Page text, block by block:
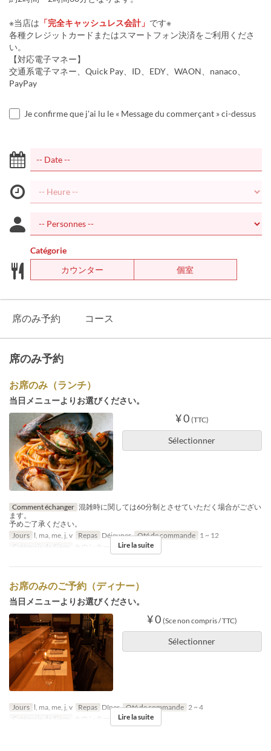
※当店は 「完全キャッシュレス会計」 です※
各種クレジットカードまたはスマートフォン決済をご利用くださ
い。
【対応電子マネー】
交通系電子マネー、Quick Pay、ID、EDY、WAON、nanaco、
PayPay
Je confirme que j'ai lu le « Message du commerçant » ci-dessus
Catégorie
カウンター
個室
席のみ予約 コース
席のみ予約
お席のみ（ランチ）
当日メニューよりお選びください。
¥ 0 (TTC)
Sélectionner
Comment échanger 混雑時に関しては60分制とさせていただく場合がござい
ます。
予めご了承ください。
Jours l, ma, me, j, v Repas Déjeuner Qté de commande 1 ~ 12
Catégorie de Siège
カウンター Lire la suite
お席のみのご予約（ディナー）
当日メニューよりお選びください。
¥ 0 (Sce non compris / TTC)
Sélectionner
Jours l, ma, me, j, v Repas Dîner Qté de commande 2 ~ 4
Catégorie de Siège
カウンター Lire la suite